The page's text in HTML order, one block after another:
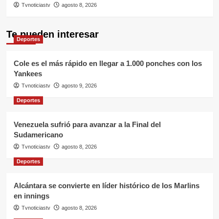
Tvnoticiastv agosto 8, 2026
Te pueden interesar
Deportes
Cole es el más rápido en llegar a 1.000 ponches con los
Yankees
Tvnoticiastv agosto 9, 2026
Deportes
Venezuela sufrió para avanzar a la Final del
Sudamericano
Tvnoticiastv agosto 8, 2026
Deportes
Alcántara se convierte en líder histórico de los Marlins
en innings
Tvnoticiastv agosto 8, 2026